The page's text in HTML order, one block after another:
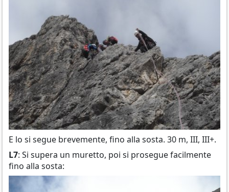
E lo si segue brevemente, fino alla sosta. 30 m, III, III+.
L7: Si supera un muretto, poi si prosegue facilmente
fino alla sosta: